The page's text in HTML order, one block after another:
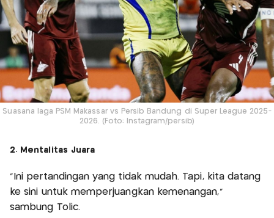
Suasana laga PSM Makassar vs Persib Bandung di Super League 2025-
2026. (Foto: Instagram/persib)
2. Mentalitas Juara
"Ini pertandingan yang tidak mudah. Tapi, kita datang
ke sini untuk memperjuangkan kemenangan,"
sambung Tolic.